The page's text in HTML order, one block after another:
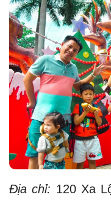
Địa chỉ: 120 Xa